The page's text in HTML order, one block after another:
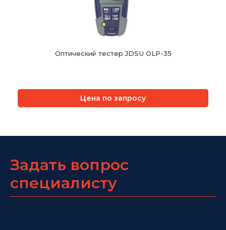
Оптический тестер JDSU OLP-35
Цена по запросу
Задать вопрос
специалисту